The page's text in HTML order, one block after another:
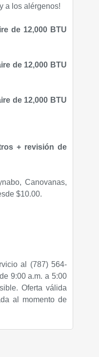
a los alérgenos!
de 12,000 BTU
de 12,000 BTU
de 12,000 BTU
+ revisión de
Canovanas,
$10.00.
al (787) 564-
9:00 a.m. a 5:00
Oferta válida
al momento de